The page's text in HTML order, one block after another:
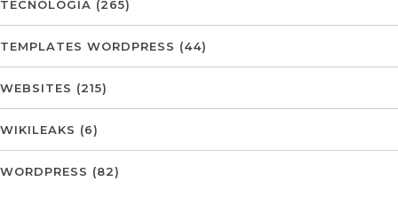
TECNOLOGIA (265)
TEMPLATES WORDPRESS (44)
WEBSITES (215)
WIKILEAKS (6)
WORDPRESS (82)